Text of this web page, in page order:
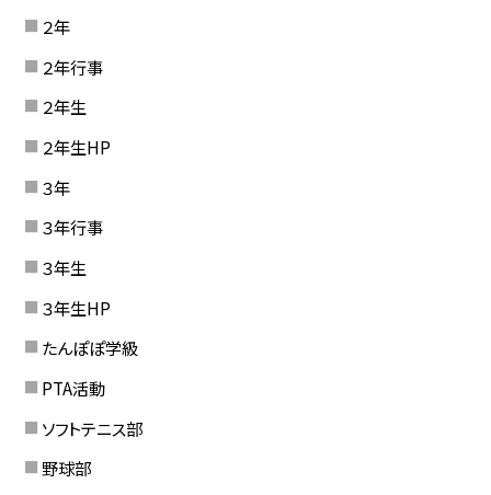
２年
２年行事
２年生
２年生HP
３年
３年行事
３年生
３年生HP
たんぽぽ学級
PTA活動
ソフトテニス部
野球部